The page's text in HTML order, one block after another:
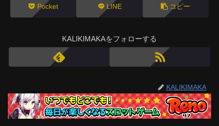
Pocket LINE コピー
KALIKIMAKAをフォローする
KALIKIMAKA